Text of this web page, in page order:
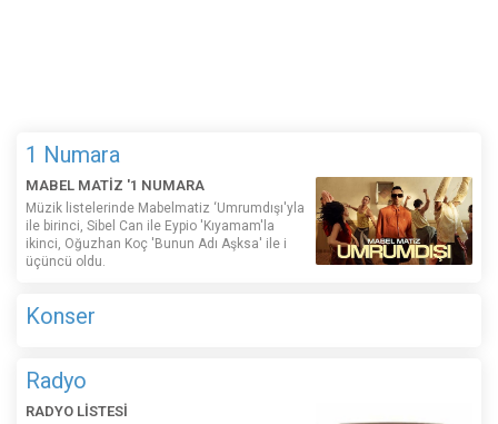
1 Numara
MABEL MATİZ '1 NUMARA
Müzik listelerinde Mabelmatiz ‘Umrumdışı'yla
ile birinci, Sibel Can ile Eypio 'Kıyamam'la
ikinci, Oğuzhan Koç 'Bunun Adı Aşksa' ile i
üçüncü oldu.
Konser
Radyo
RADYO LİSTESİ